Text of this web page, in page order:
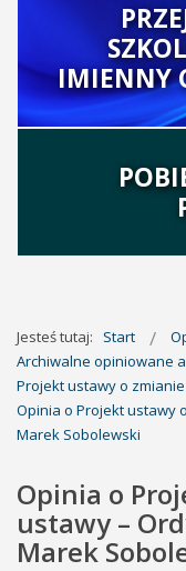
IMIENNY
Jesteś tutaj: Start
Archiwalne opiniowane
Projekt ustawy o
Opinia o Projekt ustawy
Marek Sobolewski
Opinia o
ustawy –
Marek